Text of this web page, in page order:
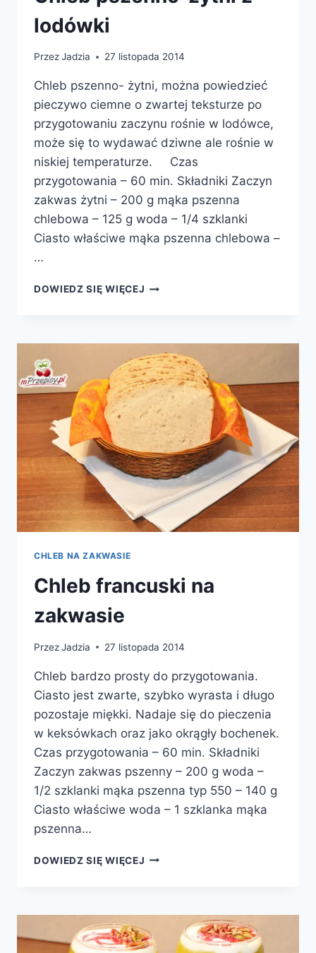
lodówki
PrzezJadzia 27 listopada 2014
Chleb pszenno- żytni, można powiedzieć
pieczywo ciemne o zwartej teksturze po
przygotowaniu zaczynu rośnie w lodówce,
może się to wydawać dziwne ale rośnie w
niskiej temperaturze. Czas
przygotowania – 60 min. Składniki Zaczyn
zakwas żytni – 200 g mąka pszenna
chlebowa – 125 g woda – 1/4 szklanki
Ciasto właściwe mąka pszenna chlebowa –
…
DOWIEDZ SIĘ WIĘCEJ CHLEB
LODÓWKI
CHLEB NA ZAKWASIE
Chleb francuski na
zakwasie
PrzezJadzia 27 listopada 2014
Chleb bardzo prosty do przygotowania.
Ciasto jest zwarte, szybko wyrasta i długo
pozostaje miękki. Nadaje się do pieczenia
w keksówkach oraz jako okrągły bochenek.
Czas przygotowania – 60 min. Składniki
Zaczyn zakwas pszenny – 200 g woda –
1/2 szklanki mąka pszenna typ 550 – 140 g
Ciasto właściwe woda – 1 szklanka mąka
pszenna…
DOWIEDZ SIĘ WIĘCEJ CHLEB